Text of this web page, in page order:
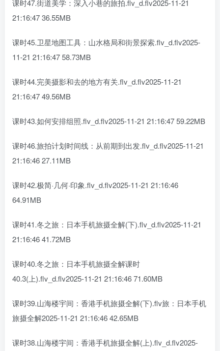
课时47.街道美学：深入小巷的旅拍.flv_d.flv2025-11-21
21:16:47 36.55MB
课时45.卫星地图工具：山水格局和街景探索.flv_d.flv2025-
11-21 21:16:47 58.73MB
课时44.完美摄影和去的地方有关.flv_d.flv2025-11-21
21:16:47 49.56MB
课时43.如何安排组照.flv_d.flv2025-11-21 21:16:47 59.22MB
课时46.旅拍计划时间线：从前期到出发.flv_d.flv2025-11-21
21:16:46 27.11MB
课时42.极简·几何·印象.flv_d.flv2025-11-21 21:16:46
64.91MB
课时41.冬之旅：日本手机旅摄全解(下).flv_d.flv2025-11-21
21:16:46 41.72MB
课时40.冬之旅：日本手机旅摄全解课时
40.3(上).flv_d.flv2025-11-21 21:16:46 71.60MB
课时39.山海楼宇间：香港手机旅摄全解(下).flv旅：日本手机
旅摄全解2025-11-21 21:16:46 42.65MB
课时38.山海楼宇间：香港手机旅摄全解(上).flv_d.flv2025-